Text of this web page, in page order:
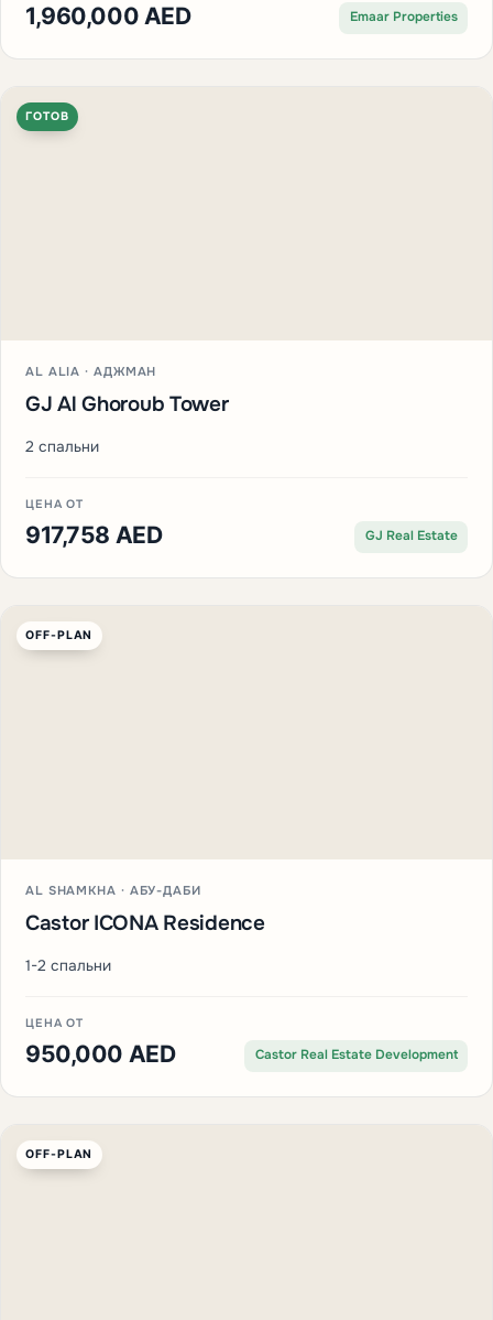
1,960,000 AED Emaar Properties
ГОТОВ
AL ALIA · АДЖМАН
GJ Al Ghoroub Tower
2 спальни
ЦЕНА ОТ
917,758 AED GJ Real Estate
OFF-PLAN
AL SHAMKHA · АБУ-ДАБИ
Castor ICONA Residence
1-2 спальни
ЦЕНА ОТ
950,000 AED Castor Real Estate Development
OFF-PLAN